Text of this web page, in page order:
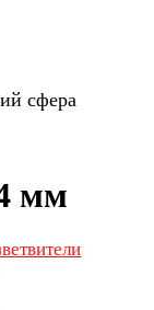
сфера
мм